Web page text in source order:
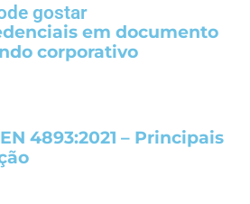
gostar
em documento
corporativo
4893:2021 – Principais